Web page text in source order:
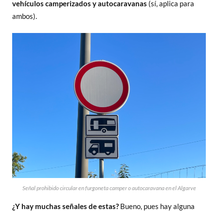
vehículos camperizados y autocaravanas (sí, aplica para
ambos).
Señal prohibido circular en furgoneta camper o autocaravana en el Algarve
¿Y hay muchas señales de estas? Bueno, pues hay alguna